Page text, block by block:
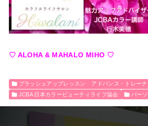
♡ ALOHA & MAHALO MIHO ♡
ブラッシュアップレッスン アドバンス・トレーナ
JCBA 日本カラービューティライフ協会
パー